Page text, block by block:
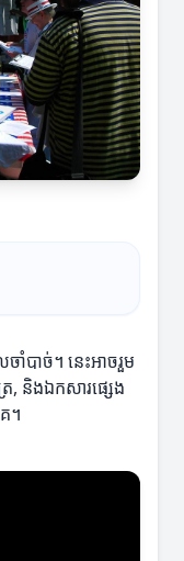
ាំបាច់។ នេះអាចរួម
, និងឯកសារផ្សេង
។